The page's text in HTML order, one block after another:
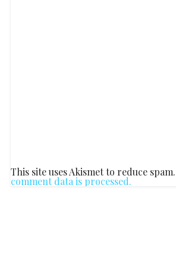
This site uses Akismet to reduce spam.
comment data is processed.